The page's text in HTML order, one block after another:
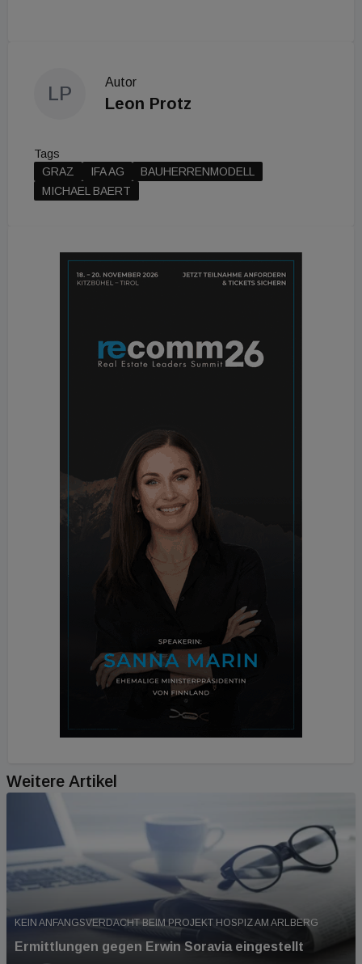
LP
Autor
Leon Protz
Tags
GRAZ
IFA AG
BAUHERRENMODELL
MICHAEL BAERT
Weitere Artikel
KEIN ANFANGSVERDACHT BEIM PROJEKT HOSPIZ AM ARLBERG
Ermittlungen gegen Erwin Soravia eingestellt